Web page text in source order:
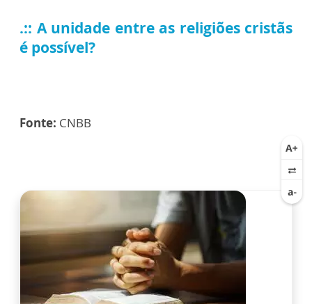
.:: A unidade entre as religiões cristãs
é possível?
Fonte: CNBB